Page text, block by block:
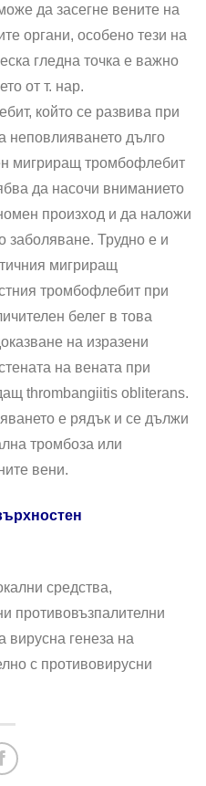
да засегне вените на
органи, особено тези на
гледна точка е важно
от т. нар.
който се развива при
неповлияването дълго
мигриращ тромбофлебит
да насочи вниманието
произход и да наложи
заболяване. Трудно е и
мигриращ
тромбофлебит при
белег в това
на изразени
на вената при
thrombangiitis obliterans.
е рядък и се дължи
тромбоза или
вени.
средства,
противовъзпалителни
вирусна генеза на
с противовирусни